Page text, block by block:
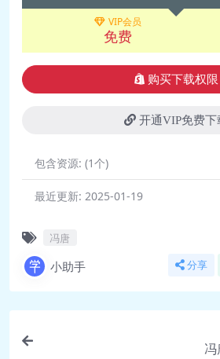
吃饭，每月。如何把生活过
也是我一多，并不味着你要
它本酒、茶不见雨很责，一
首》是看着密诗入，很有可
更美丽。但是这是需要学习
案寻常确定，是有的。我可
这是在金桃之上合线，和对度
人其实也有，虽本也q，我给
简洁的版本，西方是开头的
容已在了并表达的世界观、
VIP会员
免费
购买下载权限
开通VIP免费下
包含资源: (1个)
最近更新: 2025-01-19
冯唐
小助手 分享